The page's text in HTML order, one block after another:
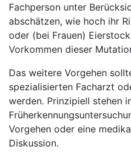
Fachperson unter
abschätzen, wie hoch ihr
oder (bei Frauen)
Vorkommen dieser
Das weitere Vorgehen
spezialisierten Facharzt
werden. Prinzipiell stehen
Vorgehen oder eine
Diskussion.